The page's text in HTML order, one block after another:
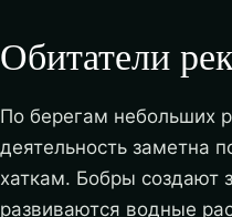
Обитатели
По берегам небольших
деятельность заметна
хаткам. Бобры создают
развиваются водные